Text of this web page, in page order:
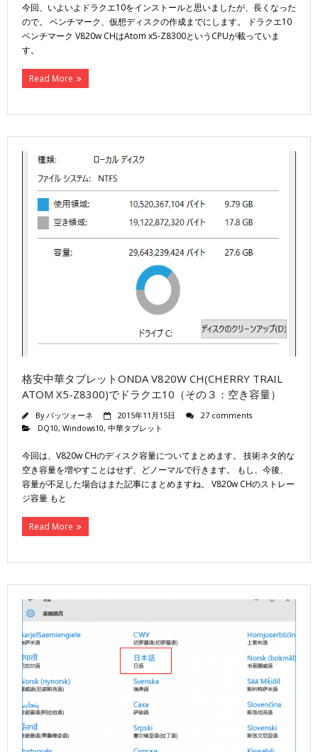
今回、いよいよドラクエ10をインストールと思いましたが、長くなった
ので。 ベンチマーク、仮想ディスクの作成までにします。 ドラクエ10
ベンチマーク V820w CHはAtom x5-Z8300というCPUが載っていま
す。
Read More
格安中華タブレットONDA V820W CH(CHERRY TRAIL
ATOM X5-Z8300)でドラクエ10（その３：空き容量）
Byバッツォーネ 2015年11月15日
27 comments
DQ10, Windows10, 中華タブレット
今回は、V820w CHのディスク容量についてまとめます。 技術ネタ的な
空き容量を増やすことはせず、どノーマルで行きます。 もし、今後、
容量が不足した場合はまた記事にまとめますね。 V820w CHのストレー
ジ容量 もと
Read More